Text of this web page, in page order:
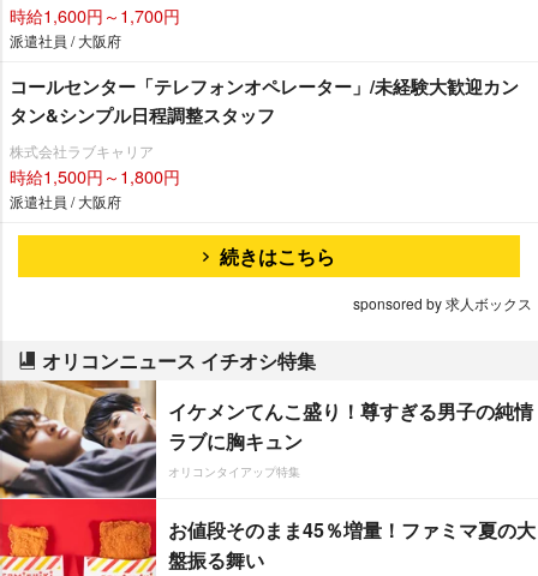
時給1,600円～1,700円
派遣社員 / 大阪府
コールセンター「テレフォンオペレーター」/未経験大歓迎カン
タン&シンプル日程調整スタッフ
株式会社ラブキャリア
時給1,500円～1,800円
派遣社員 / 大阪府
続きはこちら
sponsored by 求人ボックス
オリコンニュース イチオシ特集
イケメンてんこ盛り！尊すぎる男子の純情
ラブに胸キュン
オリコンタイアップ特集
お値段そのまま45％増量！ファミマ夏の大
盤振る舞い